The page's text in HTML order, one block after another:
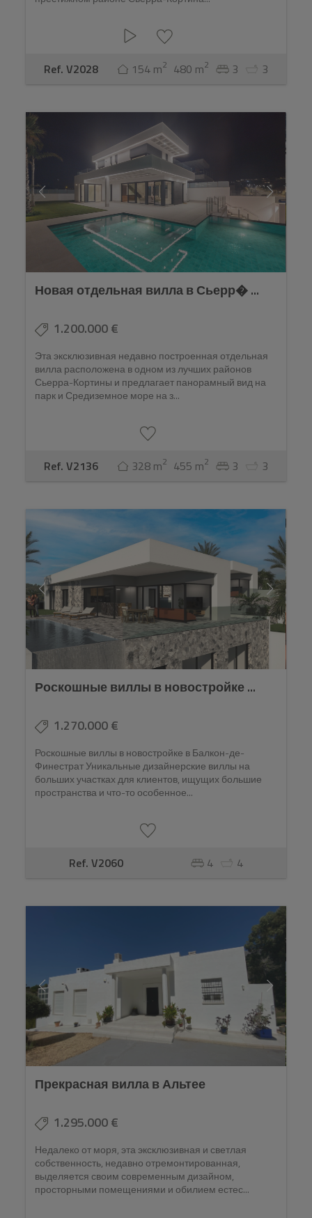
Ref. V2028 154 m2 480 m2 3 3
Новая отдельная вилла в Сьерр� ...
1.200.000 €
Эта эксклюзивная недавно построенная отдельная
вилла расположена в одном из лучших районов
Сьерра-Кортины и предлагает панорамный вид на
парк и Средиземное море на з...
Ref. V2136 328 m2 455 m2 3 3
Роскошные виллы в новостройке ...
1.270.000 €
Роскошные виллы в новостройке в Балкон-де-
Финестрат Уникальные дизайнерские виллы на
больших участках для клиентов, ищущих большие
пространства и что-то особенное...
Ref. V2060 4 4
Прекрасная вилла в Альтее
1.295.000 €
Недалеко от моря, эта эксклюзивная и светлая
собственность, недавно отремонтированная,
выделяется своим современным дизайном,
просторными помещениями и обилием естес...